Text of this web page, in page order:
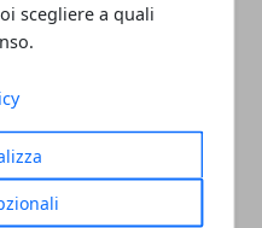
scegliere a quali